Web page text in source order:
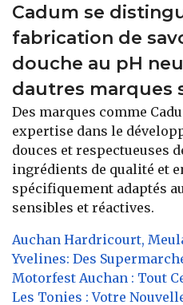
Cadum se
fabrication de
douche au pH
dautres marques
Des marques comme
expertise dans le
douces et respectueuses
ingrédients de qualité et
spécifiquement adaptés
sensibles et réactives.
Auchan Hardricourt,
Yvelines: Des
Motorfest Auchan : Tout
Les Tonies : Votre